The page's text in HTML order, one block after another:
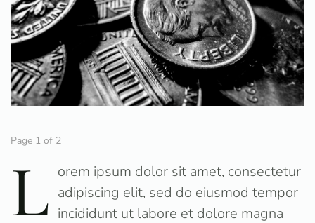
Page 1 of 2
L orem ipsum dolor sit amet, consectetur
adipiscing elit, sed do eiusmod tempor
incididunt ut labore et dolore magna